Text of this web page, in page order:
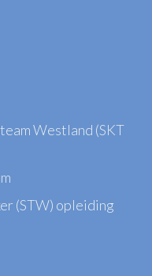
Westland (SKT
(STW) opleiding